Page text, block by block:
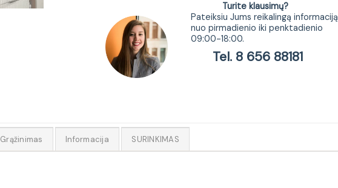
Turite klausimų?
Pateiksiu Jums reikalingą informaciją
nuo pirmadienio iki penktadienio
09:00-18:00.
Tel. 8 656 88181
Grąžinimas Informacija SURINKIMAS